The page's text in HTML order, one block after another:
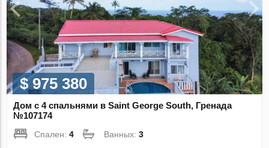
$ 975 380
Дом с 4 спальнями в Saint George South, Гренада
№107174
Спален:4 Ванных:3